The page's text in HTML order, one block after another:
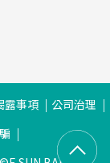
露事項
公司治理